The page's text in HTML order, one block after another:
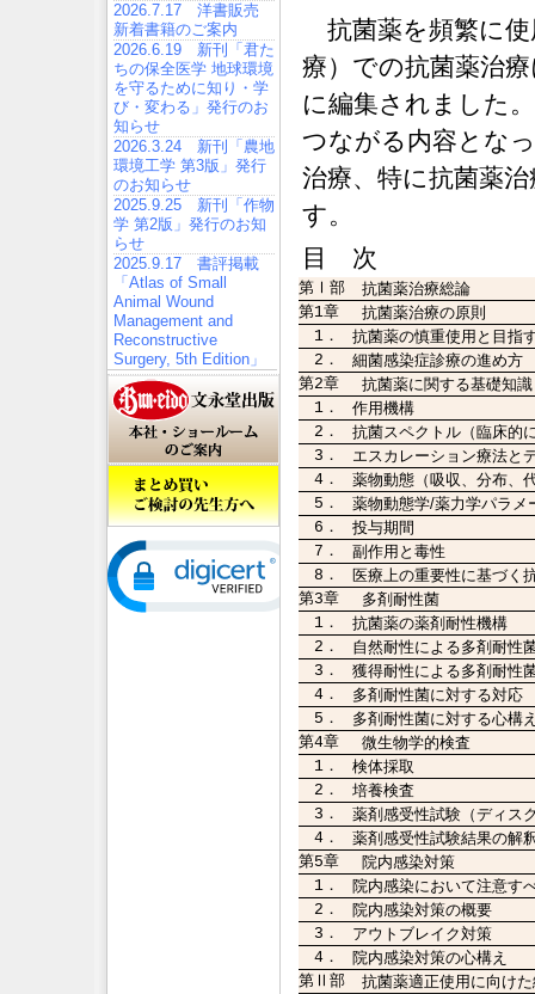
2026.7.17 洋書販売
新着書籍のご案内
2026.6.19 新刊「君た
ちの保全医学 地球環境
を守るために知り・学
び・変わる」発行のお
知らせ
2026.3.24 新刊「農地
環境工学 第3版」発行
のお知らせ
2025.9.25 新刊「作物
学 第2版」発行のお知
らせ
2025.9.17 書評掲載
「Atlas of Small
Animal Wound
Management and
Reconstructive
Surgery, 5th Edition」
抗菌薬を頻繁に使
療）での抗菌薬治
に編集されました
つながる内容とな
治療、特に抗菌薬
す。
目 次
第Ⅰ部
抗菌薬治療総論
第1章
抗菌薬治療の原則
1．
抗菌薬の慎重使用と目指
2．
細菌感染症診療の進め方
第2章
抗菌薬に関する基礎知識
1．
作用機構
2．
抗菌スペクトル（臨床的
3．
エスカレーション療法と
4．
薬物動態（吸収、分布、
5．
薬物動態学/薬力学パラメ
6．
投与期間
7．
副作用と毒性
8．
医療上の重要性に基づく
第3章
多剤耐性菌
1．
抗菌薬の薬剤耐性機構
2．
自然耐性による多剤耐性
3．
獲得耐性による多剤耐性
4．
多剤耐性菌に対する対応
5．
多剤耐性菌に対する心構
第4章
微生物学的検査
1．
検体採取
2．
培養検査
3．
薬剤感受性試験（ディス
4．
薬剤感受性試験結果の解
第5章
院内感染対策
1．
院内感染において注意す
2．
院内感染対策の概要
3．
アウトブレイク対策
4．
院内感染対策の心構え
第Ⅱ部
抗菌薬適正使用に向け